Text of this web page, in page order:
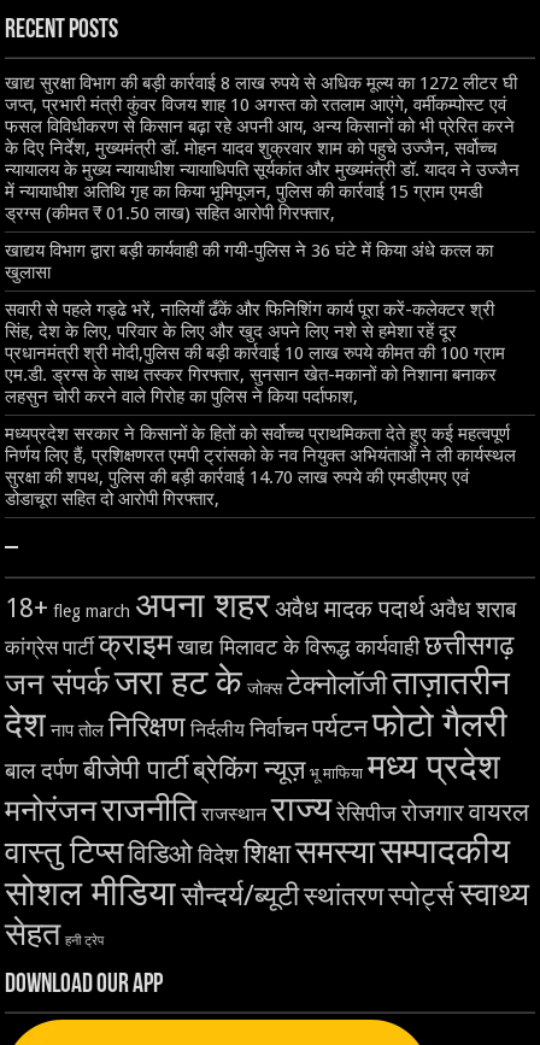
Recent Posts
खाद्य सुरक्षा विभाग की बड़ी कार्रवाई 8 लाख रुपये से अधिक मूल्य का 1272 लीटर घी
जप्त, प्रभारी मंत्री कुंवर विजय शाह 10 अगस्त को रतलाम आएंगे, वर्मीकम्पोस्ट एवं
फसल विविधीकरण से किसान बढ़ा रहे अपनी आय, अन्य किसानों को भी प्रेरित करने
के दिए निर्देश, मुख्यमंत्री डॉ. मोहन यादव शुक्रवार शाम को पहुचे उज्जैन, सर्वोच्च
न्यायालय के मुख्‍य न्‍यायाधीश न्यायाधिपति सूर्यकांत और मुख्यमंत्री डॉ. यादव ने उज्जैन
में न्यायाधीश अतिथि गृह का किया भूमिपूजन, पुलिस की कार्रवाई 15 ग्राम एमडी
ड्रग्स (कीमत ₹ 01.50 लाख) सहित आरोपी गिरफ्तार,
खाद्यय विभाग द्वारा बड़ी कार्यवाही की गयी-पुलिस ने 36 घंटे में किया अंधे कत्ल का
खुलासा
सवारी से पहले गड्ढे भरें, नालियाँ ढँकें और फिनिशिंग कार्य पूरा करें-कलेक्टर श्री
सिंह, देश के लिए, परिवार के लिए और खुद अपने लिए नशे से हमेशा रहें दूर
प्रधानमंत्री श्री मोदी,पुलिस की बड़ी कार्रवाई 10 लाख रुपये कीमत की 100 ग्राम
एम.डी. ड्रग्स के साथ तस्कर गिरफ्तार, सुनसान खेत-मकानों को निशाना बनाकर
लहसुन चोरी करने वाले गिरोह का पुलिस ने किया पर्दाफाश,
मध्यप्रदेश सरकार ने किसानों के हितों को सर्वोच्च प्राथमिकता देते हुए कई महत्वपूर्ण
निर्णय लिए हैं, प्रशिक्षणरत एमपी ट्रांसको के नव नियुक्त अभियंताओं ने ली कार्यस्थल
सुरक्षा की शपथ, पुलिस की बड़ी कार्रवाई 14.70 लाख रुपये की एमडीएमए एवं
डोडाचूरा सहित दो आरोपी गिरफ्तार,
–
18+ fleg march अपना शहरअवैध मादक पदार्थअवैध शराब
कांग्रेस पार्टी क्राइमखाद्य मिलावट के विरूद्ध कार्यवाहीछत्तीसगढ़
जन संपर्कजरा हट के जोक्स टेक्नोलॉजीताज़ातरीन
देश नाप तोल निरिक्षण निर्दलीय निर्वाचनपर्यटनफोटो गैलरी
बाल दर्पणबीजेपी पार्टीब्रेकिंग न्यूज़ भू माफिया मध्य प्रदेश
मनोरंजनराजनीति राजस्थान राज्यरेसिपीज रोजगारवायरल
वास्तु टिप्सविडिओ विदेश शिक्षासमस्यासम्पादकीय
सोशल मीडियासौन्दर्य/ब्यूटीस्थांतरणस्पोर्ट्सस्वाथ्य
सेहत हनी ट्रेप
Download Our App